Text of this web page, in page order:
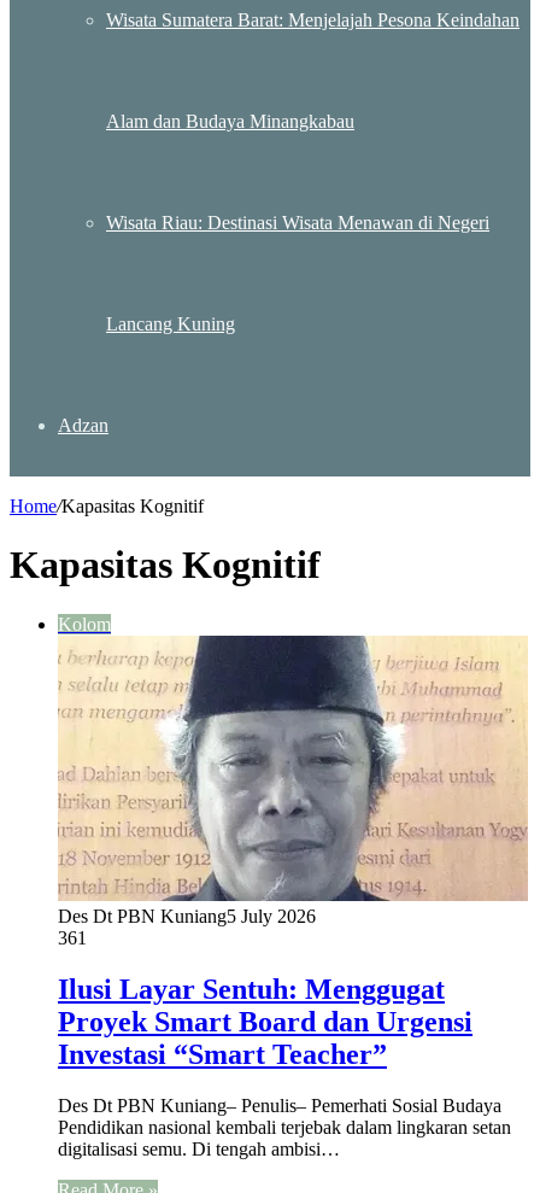
Wisata Sumatera Barat: Menjelajah Pesona Keindahan
Alam dan Budaya Minangkabau
Wisata Riau: Destinasi Wisata Menawan di Negeri
Lancang Kuning
Adzan
Home/Kapasitas Kognitif
Kapasitas Kognitif
Kolom
Des Dt PBN Kuniang5 July 2026
361
Ilusi Layar Sentuh: Menggugat
Proyek Smart Board dan Urgensi
Investasi “Smart Teacher”
Des Dt PBN Kuniang– Penulis– Pemerhati Sosial Budaya
Pendidikan nasional kembali terjebak dalam lingkaran setan
digitalisasi semu. Di tengah ambisi…